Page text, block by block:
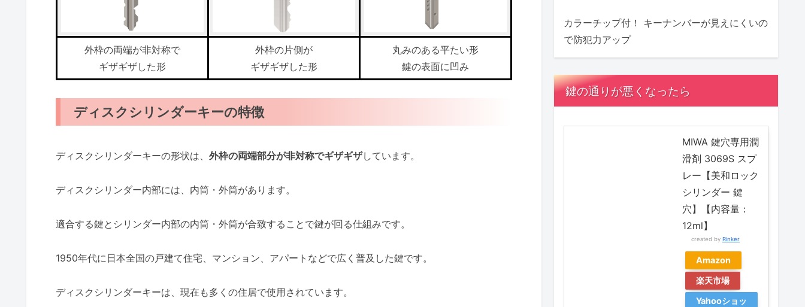
外枠の両端が非対称で
ギザギザした形
外枠の片側が
ギザギザした形
丸みのある平たい形
鍵の表面に凹み
ディスクシリンダーキーの特徴
ディスクシリンダーキーの形状は、 外枠の両端部分が非対称でギザギザしています。
ディスクシリンダー内部には、内筒・外筒があります。
適合する鍵とシリンダー内部の内筒・外筒が合致することで鍵が回る仕組みです。
1950年代に日本全国の戸建て住宅、マンション、アパートなどで広く普及した鍵です。
ディスクシリンダーキーは、現在も多くの住居で使用されています。
カラーチップ付！ キーナンバーが見えにくいの
で防犯力アップ
鍵の通りが悪くなったら
MIWA 鍵穴専用潤
滑剤 3069S スプ
レー【美和ロック
シリンダー 鍵
穴】【内容量：
12ml】
created by Rinker
Amazon
楽天市場
Yahooショッ